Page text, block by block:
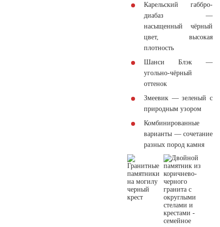
Карельский габбро-
диабаз —
насыщенный чёрный
цвет, высокая
плотность
Шанси Блэк —
угольно-чёрный
оттенок
Змеевик — зеленый с
природным узором
Комбинированные
варианты — сочетание
разных пород камня